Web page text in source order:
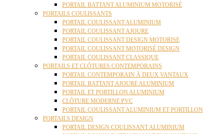
PORTAIL BATTANT ALUMINIUM MOTORISÉ
PORTAILS COULISSANTS
PORTAIL COULISSANT ALUMINIUM
PORTAIL COULISSANT AJOURE
PORTAIL COULISSANT DESIGN MOTORISE
PORTAIL COULISSANT MOTORISÉ DESIGN
PORTAIL COULISSANT CLASSIQUE
PORTAILS ET CLÔTURES CONTEMPORAINS
PORTAIL CONTEMPORAIN À DEUX VANTAUX
PORTAIL BATTANT AJOURE ALUMINIUM
PORTAIL ET PORTILLON ALUMINIUM
CLÔTURE MODERNE PVC
PORTAIL COULISSANT ALUMINIUM ET PORTILLON
PORTAILS DESIGN
PORTAIL DESIGN COULISSANT ALUMINIUM